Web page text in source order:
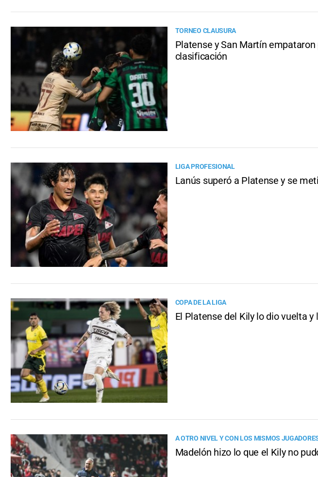
TORNEO CLAUSURA
Platense y San Martín
clasificación
LIGA PROFESIONAL
Lanús superó a Platense y se
COPA DE LA LIGA
El Platense del Kily lo dio vuelta
A OTRO NIVEL Y CON LOS MISMOS
Madelón hizo lo que el Kily no